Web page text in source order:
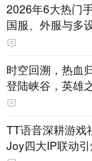
2026年6大热门
国服、外服与多
时空回溯，热血
登陆峡谷，英雄
斗！
TT语音深耕游
Joy四大IP联动